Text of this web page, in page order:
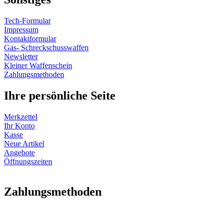
Tech-Formular
Impressum
Kontaktformular
Gas- Schreckschusswaffen
Newsletter
Kleiner Waffenschein
Zahlungsmethoden
Ihre persönliche Seite
Merkzettel
Ihr Konto
Kasse
Neue Artikel
Angebote
Öffnungszeiten
Zahlungsmethoden